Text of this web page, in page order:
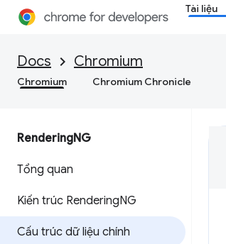
Tài liệu
Docs Chromium
Chromium Chromium Chronicle
RenderingNG
Tổng quan
Kiến trúc RenderingNG
Cấu trúc dữ liệu chính